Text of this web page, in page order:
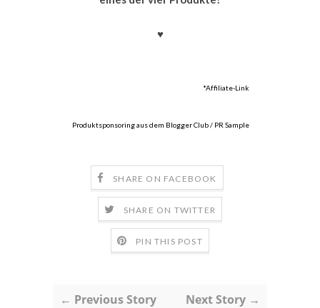
♥
*Affiliate-Link
Produktsponsoring aus dem Blogger Club / PR Sample
SHARE ON FACEBOOK
SHARE ON TWITTER
PIN THIS POST
← Previous Story Next Story →